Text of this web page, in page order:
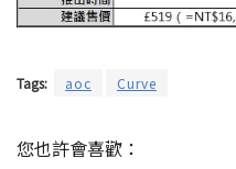
Tags: aoc Curve
您也許會喜歡：